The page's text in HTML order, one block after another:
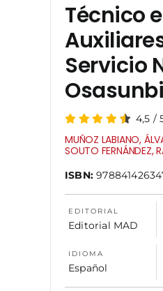
Técnico
Servicio
4,5 /
MUÑOZ LABIANO,
SOUTO FERNÁNDEZ,
ISBN:
EDITORIAL
Editorial MAD
IDIOMA
Español